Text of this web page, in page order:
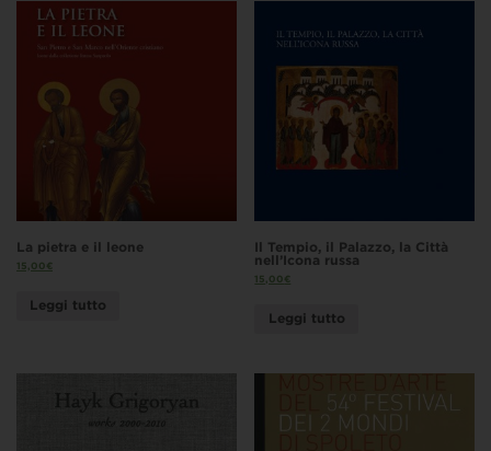
La pietra e il leone
15,00€
Leggi tutto
Il Tempio, il Palazzo, la Città
nell’Icona russa
15,00€
Leggi tutto